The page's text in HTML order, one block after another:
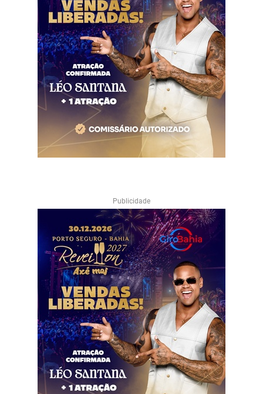
Publicidade